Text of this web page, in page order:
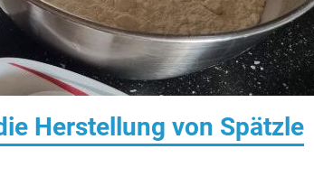
Herstellung von Spätzle